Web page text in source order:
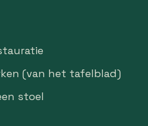
(van het tafelblad)
stoel